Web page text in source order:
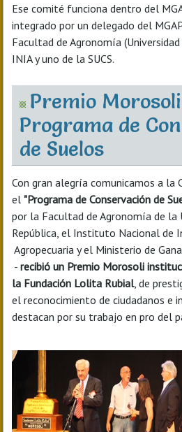
Ese comité funciona dentro del
integrado por un delegado del
Facultad de Agronomía
INIA y uno de la SUCS.
Premio
Programa de
de Suelos
Con gran alegría comunicamos a la
el "Programa de Conservación de
por la Facultad de Agronomía de la
República, el Instituto Nacional de
Agropecuaria y el Ministerio de
-recibió un Premio Morosoli
la Fundación Lolita Rubial, de
el reconocimiento de ciudadanos e
destacan por su trabajo en pro del